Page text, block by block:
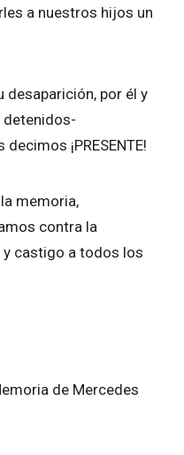
a nuestros hijos un
desaparición, por él y
¡PRESENTE!
memoria,
contra la
castigo a todos los
de Mercedes